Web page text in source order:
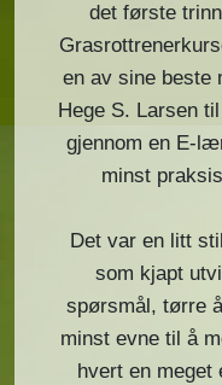
det første
en av sine beste
Hege S. Larsen
gjennom en E-
minst
Det var en litt
som kjapt
spørsmål, tørre
minst evne til å
hvert en meget